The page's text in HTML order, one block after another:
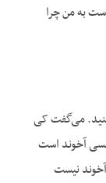
به من چرا
می‌گفت کی
آخوند است
نیست